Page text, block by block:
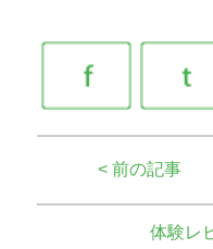
< 前の記事
体験レ